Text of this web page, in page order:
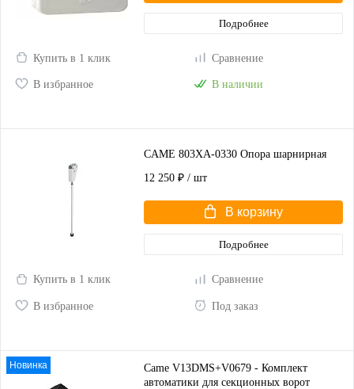
Подробнее
Купить в 1 клик Сравнение
В избранное В наличии
CAME 803XA-0330 Опора шарнирная
12 250 ₽ / шт
В корзину
Подробнее
Купить в 1 клик Сравнение
В избранное Под заказ
Новинка
Came V13DMS+V0679 - Комплект
автоматики для секционных ворот